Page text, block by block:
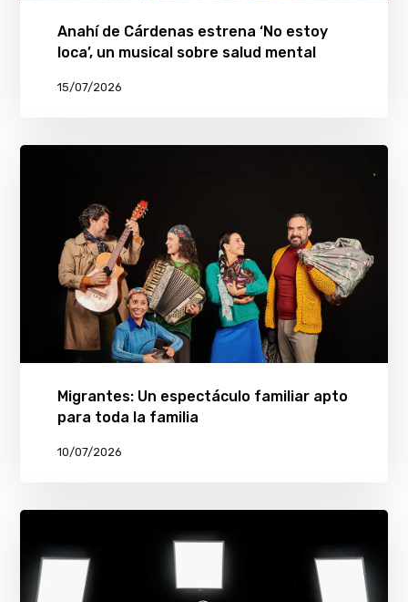
Anahí de Cárdenas estrena ‘No estoy
loca’, un musical sobre salud mental
15/07/2026
Migrantes: Un espectáculo familiar apto
para toda la familia
10/07/2026